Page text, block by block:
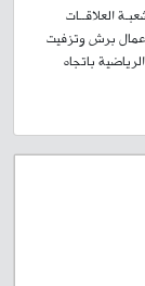
العلاقــات
أعمال برش وتزفيت
باتجاه
من الساعة
19:00 من تاريخ اليوم 6-8-2026، ولغاية الساعة 19:00 من تاريخ 9-8-2026.
من المدينة
إلى شارع الجامعة